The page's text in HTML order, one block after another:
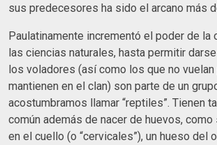
sus predecesores ha sido el arcano más
Paulatinamente incrementó el poder de la
las ciencias naturales, hasta permitir
los voladores (así como los que no
mantienen en el clan) son parte de un
acostumbramos llamar “reptiles”. Tienen
común además de nacer de huevos,
en el cuello (o “cervicales”), un hueso del